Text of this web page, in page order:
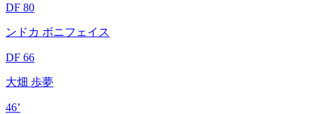
DF 80
ンドカ ボニフェイス
DF 66
大畑 歩夢
46’